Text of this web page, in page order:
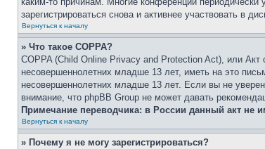
зарегистрироваться снова и активнее участвовать в
Вернуться к началу
» Что такое COPPA?
COPPA (Child Online Privacy and Protection Act), или
несовершеннолетних младше 13 лет, иметь на это
несовершеннолетних младше 13 лет. Если вы не
внимание, что phpBB Group не может давать
Примечание переводчика: в России данный акт не
Вернуться к началу
» Почему я не могу зарегистрироваться?